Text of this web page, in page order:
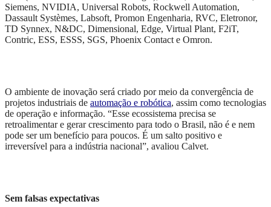
Siemens, NVIDIA, Universal Robots, Rockwell Automation,
Dassault Systèmes, Labsoft, Promon Engenharia, RVC, Eletronor,
TD Synnex, N&DC, Dimensional, Edge, Virtual Plant, F2iT,
Contric, ESS, ESSS, SGS, Phoenix Contact e Omron.
O ambiente de inovação será criado por meio da convergência de
projetos industriais de automação e robótica, assim como tecnologias
de operação e informação. “Esse ecossistema precisa se
retroalimentar e gerar crescimento para todo o Brasil, não é e nem
pode ser um benefício para poucos. É um salto positivo e
irreversível para a indústria nacional”, avaliou Calvet.
Sem falsas expectativas